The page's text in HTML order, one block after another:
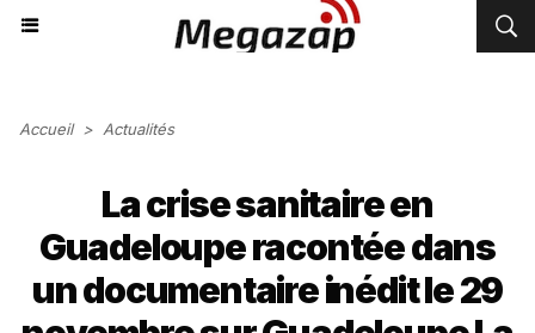
Accueil > Actualités
La crise sanitaire en
Guadeloupe racontée dans
un documentaire inédit le 29